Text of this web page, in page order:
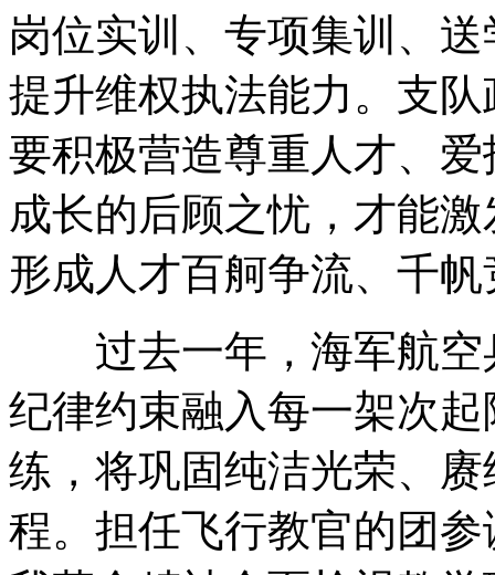
岗位实训、专项集训、
提升维权执法能力。支
要积极营造尊重人才、
成长的后顾之忧，才能
形成人才百舸争流、千
过去一年，海军航空
纪律约束融入每一架次
练，将巩固纯洁光荣、
程。担任飞行教官的团